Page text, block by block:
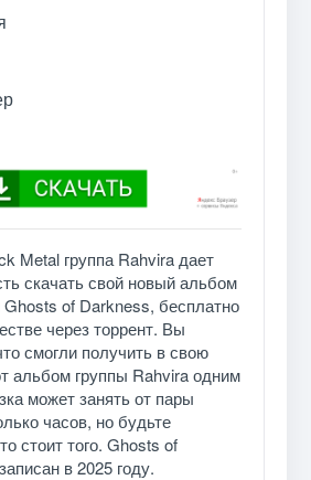
Metal группа Rahvira дает
скачать свой новый альбом
of Darkness, бесплатно
через торрент. Вы
смогли получить в свою
альбом группы Rahvira одним
может занять от пары
часов, но будьте
стоит того. Ghosts of
в 2025 году.